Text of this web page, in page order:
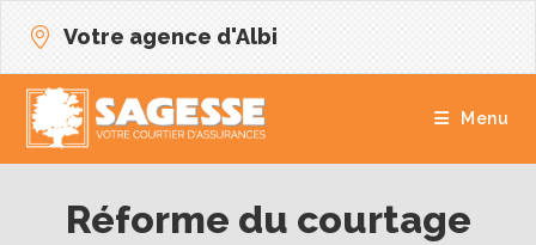
Votre agence d'Albi
Menu
Réforme du courtage